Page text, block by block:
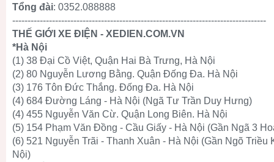
Tổng đài: 0352.088888
-----------------------------------------------------------------------------------
THẾ GIỚI XE ĐIỆN - XEDIEN.COM.VN
*Hà Nội
(1) 38 Đại Cồ Việt, Quận Hai Bà Trưng, Hà Nội
(2) 80 Nguyễn Lương Bằng. Quận Đống Đa. Hà Nội
(3) 176 Tôn Đức Thắng. Đống Đa. Hà Nội
(4) 684 Đường Láng - Hà Nội (Ngã Tư Trần Duy Hưng)
(4) 455 Nguyễn Văn Cừ. Quận Long Biên. Hà Nội
(5) 154 Phạm Văn Đồng - Cầu Giấy - Hà Nội (Gần Ngã 3
(6) 521 Nguyễn Trãi - Thanh Xuân - Hà Nội (Gần Ngõ
Nội)